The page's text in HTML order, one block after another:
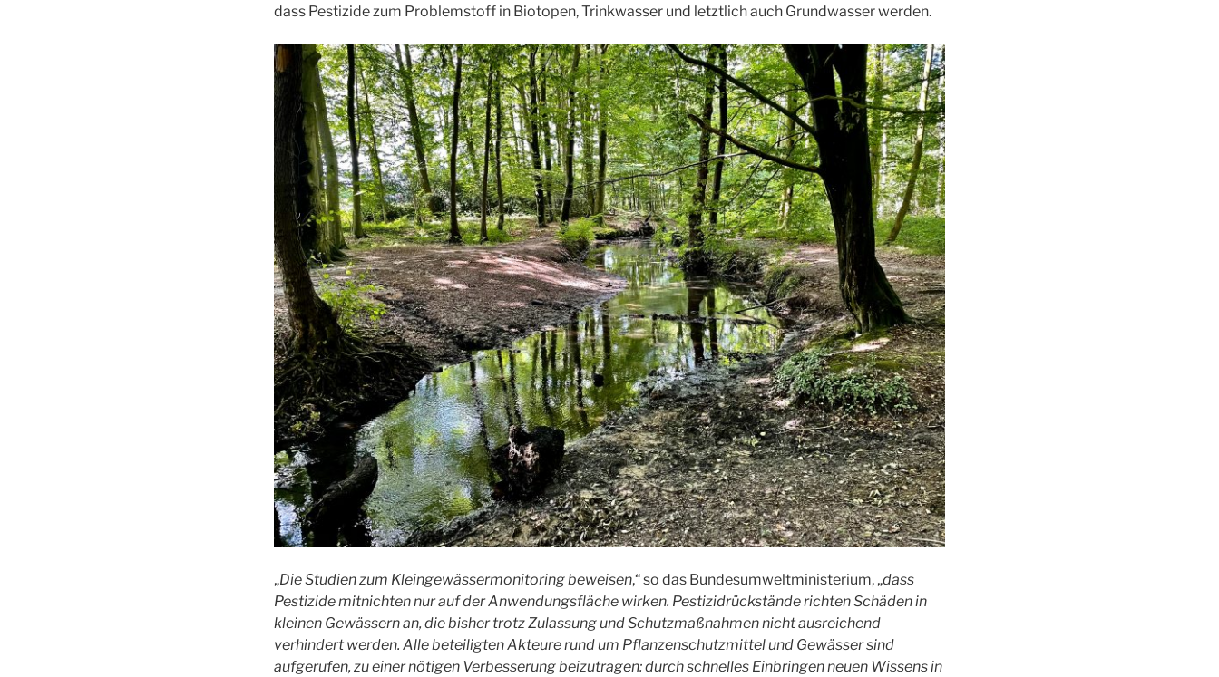
dass Pestizide zum Problemstoff in Biotopen, Trinkwasser und letztlich auch Grundwasser werden.
„Die Studien zum Kleingewässermonitoring beweisen,“ so das Bundesumweltministerium, „dass
Pestizide mitnichten nur auf der Anwendungsfläche wirken. Pestizidrückstände richten Schäden in
kleinen Gewässern an, die bisher trotz Zulassung und Schutzmaßnahmen nicht ausreichend
verhindert werden. Alle beteiligten Akteure rund um Pflanzenschutzmittel und Gewässer sind
aufgerufen, zu einer nötigen Verbesserung beizutragen: durch schnelles Einbringen neuen Wissens in